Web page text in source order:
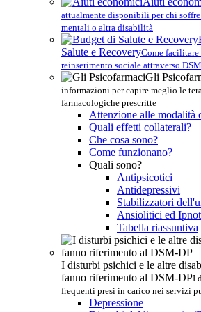
attualmente disponibili per chi
mentali o altra disabilità
Salute e RecoveryCome
reinserimento sociale attraverso
Gli
informazioni per capire meglio le
farmacologiche prescritte
Attenzione alle modalità
Quali effetti collaterali?
Che cosa sono?
Come funzionano?
Quali sono?
Antipsicotici
Antidepressivi
Stabilizzatori
Ansiolitici ed
Tabella riassuntiva
I disturbi psichici e le altre
fanno riferimento al DSM-DPI
frequenti presi in carico nei servizi
Depressione